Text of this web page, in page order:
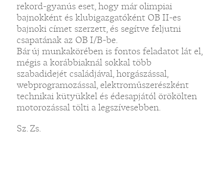
rekord-gyanús eset, hogy már olimpiai
bajnokként és klubigazgatóként OB II-es
bajnoki címet szerzett, és segítve feljutni
csapatának az OB I/B-be.
Bár új munkakörében is fontos feladatot lát el,
mégis a korábbiaknál sokkal több
szabadidejét családjával, horgászással,
webprogramozással, elektroműszerészként
technikai kütyükkel és édesapjától örökölten
motorozással tölti a legszívesebben.
Sz. Zs.